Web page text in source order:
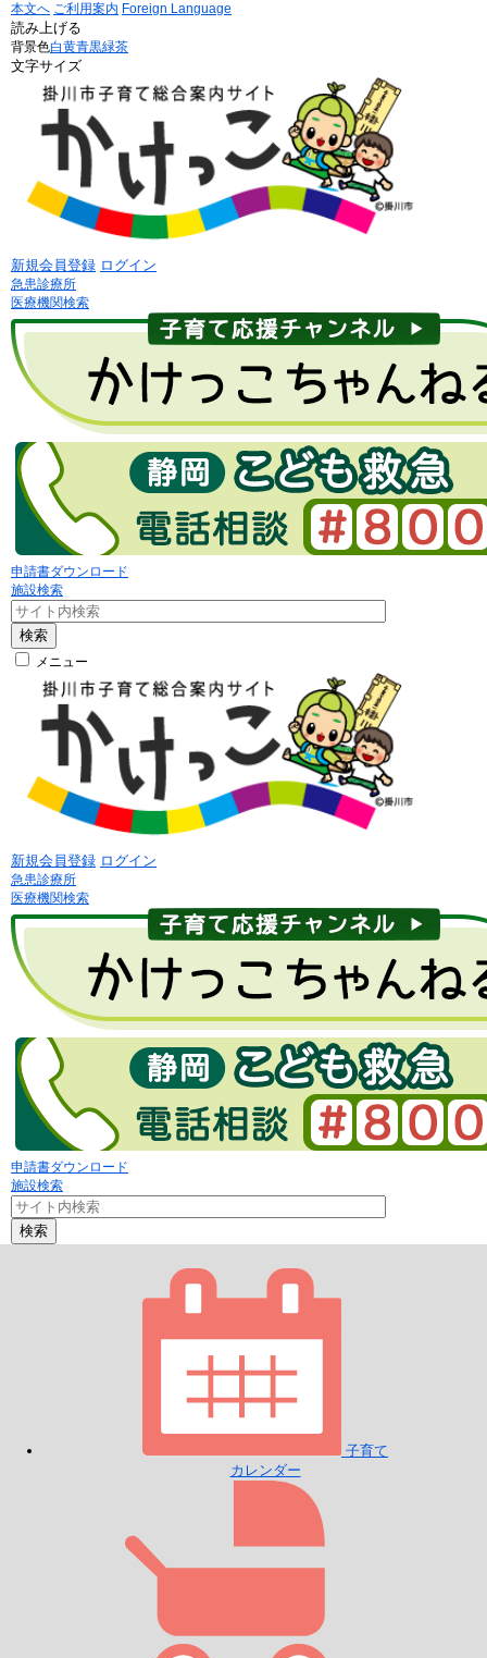
本文へ ご利用案内 Foreign Language
読み上げる
背景色白黄青黒緑茶
文字サイズ
新規会員登録 ログイン
急患診療所
医療機関検索
申請書ダウンロード
施設検索
検索
メニュー
新規会員登録 ログイン
急患診療所
医療機関検索
申請書ダウンロード
施設検索
検索
子育て
カレンダー